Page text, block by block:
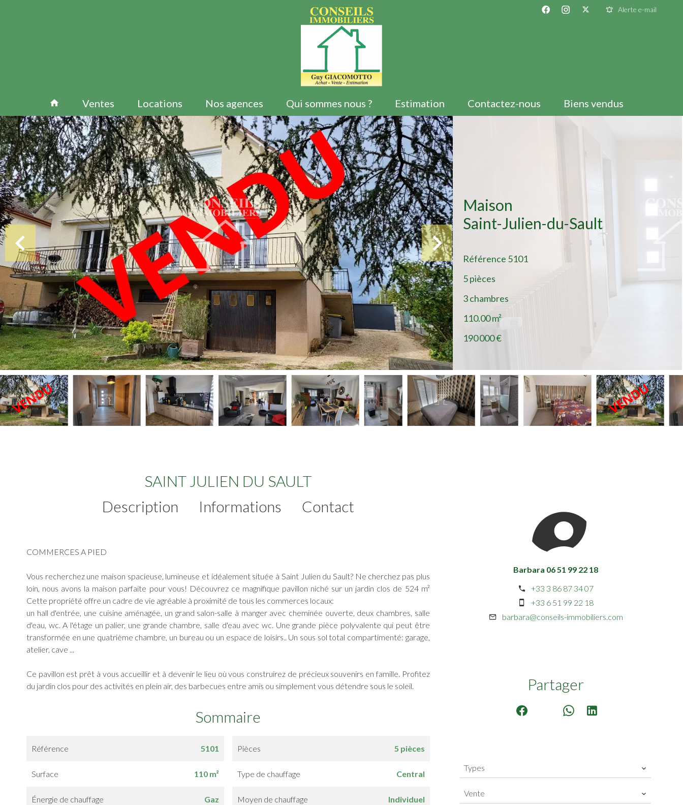
Alerte e-mail
Ventes Locations Nos agences Qui sommes nous ? Estimation Contactez-nous Biens vendus
Maison
Saint-Julien-du-Sault
Référence 5101
5 pièces
3 chambres
110.00m²
190 000 €
SAINT JULIEN DU SAULT
Description
Informations Contact
COMMERCES A PIED
Vous recherchez une maison spacieuse, lumineuse et idéalement située à Saint Julien du Sault? Ne cherchez pas plus
loin, nous avons la maison parfaite pour vous! Découvrez ce magnifique pavillon niché sur un jardin clos de 524 m²
Cette propriété offre un cadre de vie agréable à proximité de tous les commerces locaux:
un hall d'entrée, une cuisine aménagée, un grand salon-salle à manger avec cheminée ouverte, deux chambres, salle
d'eau, wc. A l'étage un palier, une grande chambre, salle d'eau avec wc. Une grande pièce polyvalente qui peut être
transformée en une quatrième chambre, un bureau ou un espace de loisirs.. Un sous sol total compartimenté: garage,
atelier, cave ...
Ce pavillon est prêt à vous accueillir et à devenir le lieu où vous construirez de précieux souvenirs en famille. Profitez
du jardin clos pour des activités en plein air, des barbecues entre amis ou simplement vous détendre sous le soleil.
Sommaire
Référence 5101 Pièces 5 pièces
Surface 110 m² Type de chauffage Central
Énergie de chauffage Gaz Moyen de chauffage Individuel
Barbara 06 51 99 22 18
+33 3 86 87 34 07
+33 6 51 99 22 18
barbara@conseils-immobiliers.com
Partager
Types
Vente